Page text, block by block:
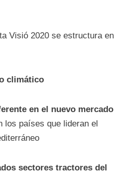
Visió 2020 se estructura en
climático
en el nuevo mercado
los países que lideran el
sectores tractores del